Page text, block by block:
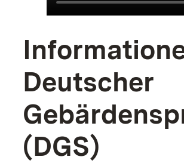
Deutscher
(DGS)